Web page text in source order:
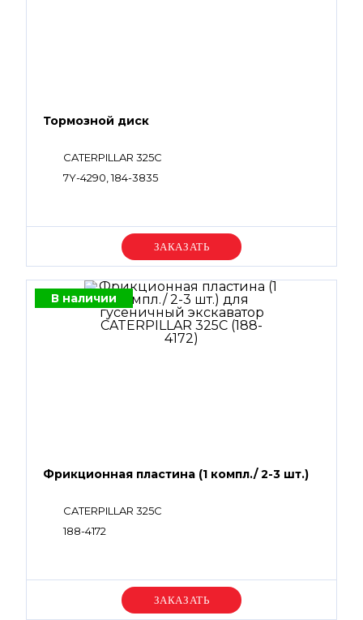
Тормозной диск
CATERPILLAR 325C
7Y-4290, 184-3835
Уточняйте цену
В наличии
Фрикционная пластина (1 компл./ 2-3 шт.)
CATERPILLAR 325C
188-4172
Уточняйте цену